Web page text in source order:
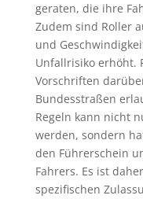
geraten, die ihre
Zudem sind Roller
und
Unfallrisiko erhöht.
Vorschriften
Bundesstraßen
Regeln kann nicht
werden, sondern
den Führerschein
Fahrers. Es ist
spezifischen